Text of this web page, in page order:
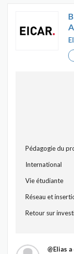
Pédagogie du
International
Vie étudiante
Réseau et
Retour sur
@Elias